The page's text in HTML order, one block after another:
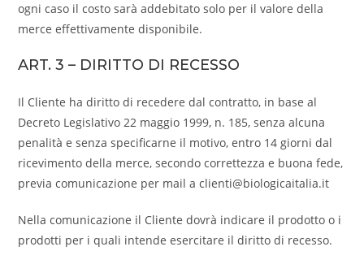
ogni caso il costo sarà addebitato solo per il valore della
merce effettivamente disponibile.
ART. 3 – DIRITTO DI RECESSO
Il Cliente ha diritto di recedere dal contratto, in base al
Decreto Legislativo 22 maggio 1999, n. 185, senza alcuna
penalità e senza specificarne il motivo, entro 14 giorni dal
ricevimento della merce, secondo correttezza e buona fede,
previa comunicazione per mail a clienti@biologicaitalia.it
Nella comunicazione il Cliente dovrà indicare il prodotto o i
prodotti per i quali intende esercitare il diritto di recesso.